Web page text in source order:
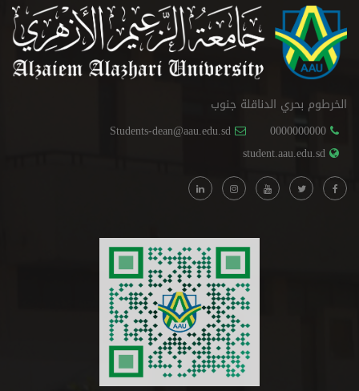
الخرطوم بحري الدناقلة جنوب
0000000000
Students-dean@aau.edu.sd
student.aau.edu.sd